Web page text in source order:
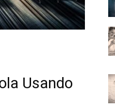
Usando⁤